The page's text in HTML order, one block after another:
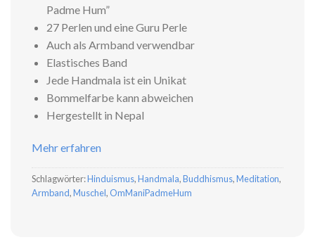
Padme Hum”
27 Perlen und eine Guru Perle
Auch als Armband verwendbar
Elastisches Band
Jede Handmala ist ein Unikat
Bommelfarbe kann abweichen
Hergestellt in Nepal
Mehr erfahren
Schlagwörter:Hinduismus,Handmala,Buddhismus,Meditation,
Armband,Muschel, OmManiPadmeHum